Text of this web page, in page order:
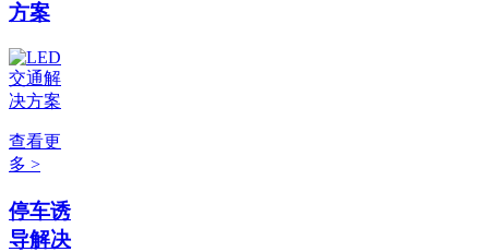
方案
查看更
多 >
停车诱
导解决